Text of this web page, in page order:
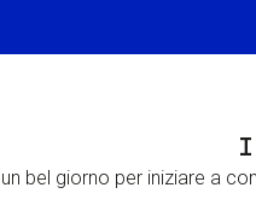
bel giorno per iniziare a